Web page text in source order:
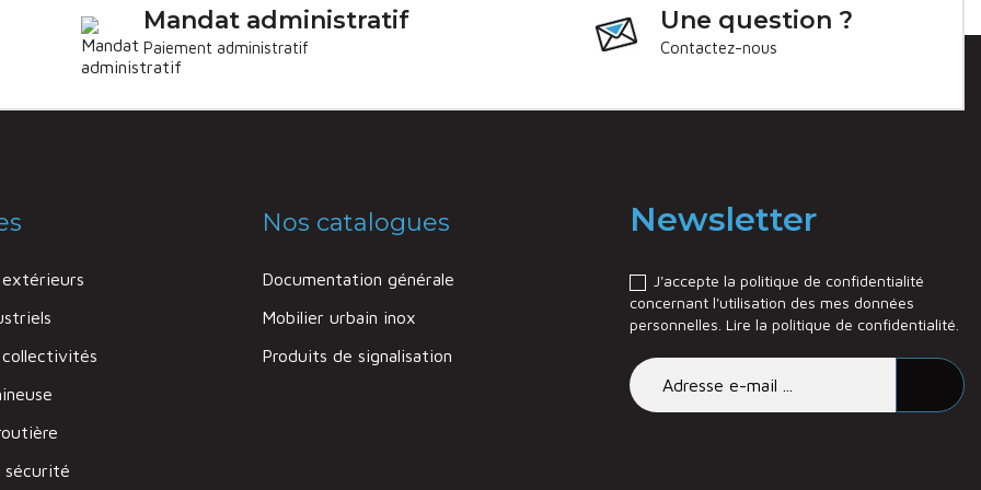
Mandat administratif
Paiement administratif
Une question ?
Contactez-nous
Nos catalogues
Documentation générale
Mobilier urbain inox
Produits de signalisation
Newsletter
J'accepte la politique de confidentialité
concernant l'utilisation des mes données
personnelles. Lire la politique de confidentialité